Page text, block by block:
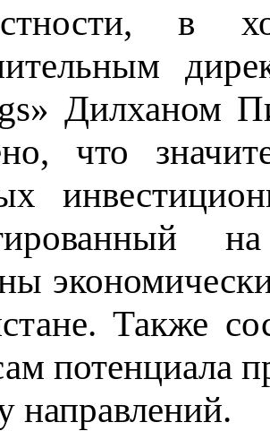
в
Дилханом
что
Также
потенциала
направлений.